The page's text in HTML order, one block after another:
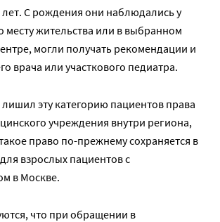
С рождения они наблюдались у
месту жительства или в выбранном
могли получать рекомендации и
врача или участкового педиатра.
лишил эту категорию пациентов права
учреждения внутри региона,
право по-прежнему сохраняется в
взрослых пациентов с
в Москве.
что при обращении в